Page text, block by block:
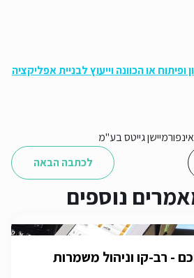
או הכוונה וייעוץ לבניית אפליקציה
גייטס בע"מ
לכתבה הבאה
נוספים
- רב-קו וניהול משמרות